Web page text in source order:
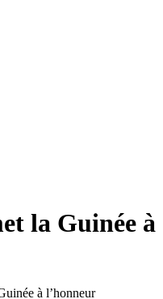
la Guinée à